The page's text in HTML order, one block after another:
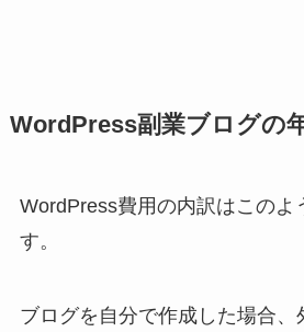
WordPress副業ブログの
WordPress費用の内訳はこのよ
す。
ブログを自分で作成した場合、